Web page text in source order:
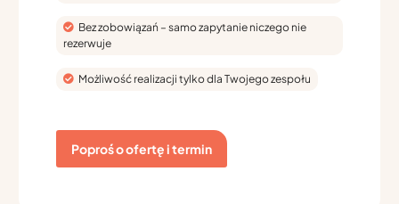
Bez zobowiązań – samo zapytanie niczego nie
rezerwuje
Możliwość realizacji tylko dla Twojego zespołu
Poproś o ofertę i termin